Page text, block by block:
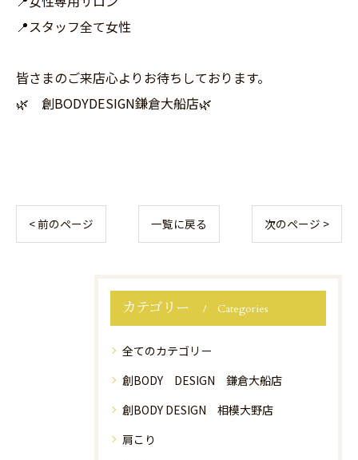
📍スタッフ全て女性
皆さまのご来店心よりお待ちしております。
🌿 創BODYDESIGN鎌倉大船店🌿
< 前のページ 一覧に戻る 次のページ >
カテゴリー Categories
全てのカテゴリー
創BODY DESIGN 鎌倉大船店
創BODY DESIGN 相模大野店
肩こり